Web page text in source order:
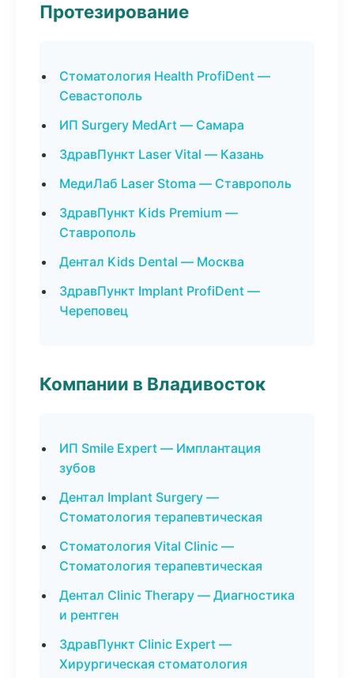
Протезирование
Стоматология Health ProfiDent —
Севастополь
ИП Surgery MedArt — Самара
ЗдравПункт Laser Vital — Казань
МедиЛаб Laser Stoma — Ставрополь
ЗдравПункт Kids Premium —
Ставрополь
Дентал Kids Dental — Москва
ЗдравПункт Implant ProfiDent —
Череповец
Компании в Владивосток
ИП Smile Expert — Имплантация
зубов
Дентал Implant Surgery —
Стоматология терапевтическая
Стоматология Vital Clinic —
Стоматология терапевтическая
Дентал Clinic Therapy — Диагностика
и рентген
ЗдравПункт Clinic Expert —
Хирургическая стоматология